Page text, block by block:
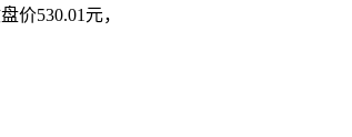
价530.01元，